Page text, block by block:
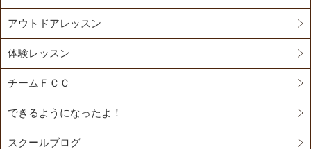
アウトドアレッスン
体験レッスン
チームＦＣＣ
できるようになったよ！
スクールブログ